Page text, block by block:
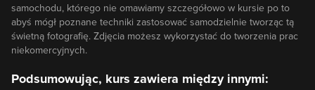
samochodu, którego nie omawiamy szczegółowo w kursie po to
abyś mógł poznane techniki zastosować samodzielnie tworząc tą
świetną fotografię. Zdjęcia możesz wykorzystać do tworzenia prac
niekomercyjnych.
Podsumowując, kurs zawiera między innymi: